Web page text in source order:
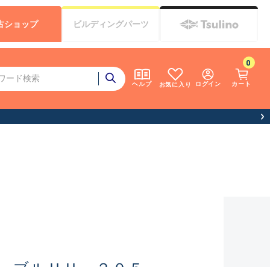
ヘルプ お気に入り ログイン カート
0
ショップ ビルディングパーツ